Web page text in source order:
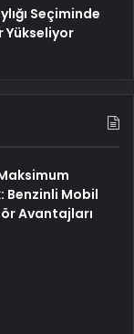
Seçiminde
Yükseliyor
Benzinli Mobil
Avantajları